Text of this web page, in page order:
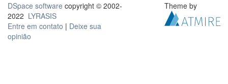
DSpace software copyright © 2002-
2022 LYRASIS
Entre em contato | Deixe sua
opinião
Theme by